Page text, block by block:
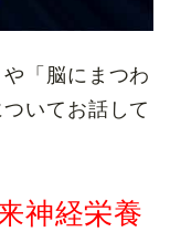
「脳にまつわ
いてお話して
神経栄養